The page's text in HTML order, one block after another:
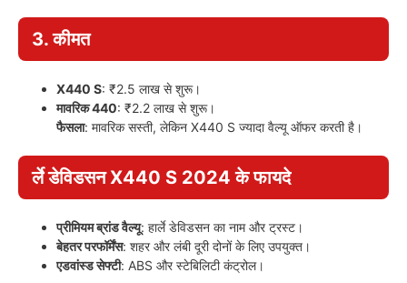
3. कीमत
X440 S: ₹2.5 लाख से शुरू।
मावरिक 440: ₹2.2 लाख से शुरू।
फैसला: मावरिक सस्ती, लेकिन X440 S ज्यादा वैल्यू ऑफर करती है।
र्ले डेविडसन X440 S 2024 के फायदे
प्रीमियम ब्रांड वैल्यू: हार्ले डेविडसन का नाम और ट्रस्ट।
बेहतर परफॉर्मेंस: शहर और लंबी दूरी दोनों के लिए उपयुक्त।
एडवांस्ड सेफ्टी: ABS और स्टेबिलिटी कंट्रोल।